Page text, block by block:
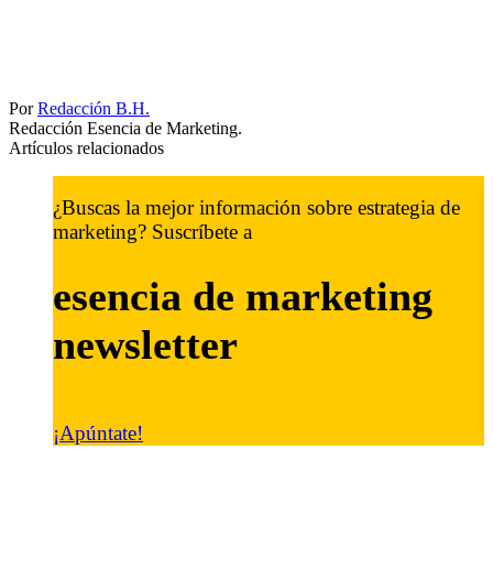
PorRedacción B.H.
Redacción Esencia de Marketing.
Artículos relacionados
¿Buscas la mejor información sobre estrategia de
marketing? Suscríbete a
esencia de marketing
newsletter
¡Apúntate!